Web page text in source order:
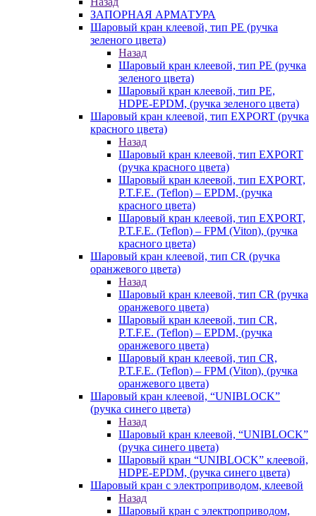
ЗАПОРНАЯ АРМАТУРА
Шаровый кран клеевой, тип PE (ручка
зеленого цвета)
Назад
Шаровый кран клеевой, тип PE (ручка
зеленого цвета)
Шаровый кран клеевой, тип PE,
HDPE-EPDM, (ручка зеленого цвета)
Шаровый кран клеевой, тип EXPORT (ручка
красного цвета)
Назад
Шаровый кран клеевой, тип EXPORT
(ручка красного цвета)
Шаровый кран клеевой, тип EXPORT,
P.T.F.E. (Teflon) – EPDM, (ручка
красного цвета)
Шаровый кран клеевой, тип EXPORT,
P.T.F.E. (Teflon) – FPM (Viton), (ручка
красного цвета)
Шаровый кран клеевой, тип CR (ручка
оранжевого цвета)
Назад
Шаровый кран клеевой, тип CR (ручка
оранжевого цвета)
Шаровый кран клеевой, тип CR,
P.T.F.E. (Teflon) – EPDM, (ручка
оранжевого цвета)
Шаровый кран клеевой, тип CR,
P.T.F.E. (Teflon) – FPM (Viton), (ручка
оранжевого цвета)
Шаровый кран клеевой, “UNIBLOCK”
(ручка синего цвета)
Назад
Шаровый кран клеевой, “UNIBLOCK”
(ручка синего цвета)
Шаровый кран “UNIBLOCK” клеевой,
HDPE-EPDM, (ручка синего цвета)
Шаровый кран с электроприводом, клеевой
Назад
Шаровый кран с электроприводом,